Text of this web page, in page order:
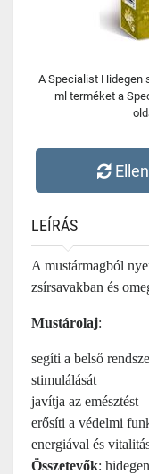
A Specialist Hidegen
ml terméket a
LEÍRÁS
A mustármagból
zsírsavakban és
Mustárolaj:
segíti a belső
stimulálását
javítja az emésztést
erősíti a védelmi
energiával és
Összetevők: